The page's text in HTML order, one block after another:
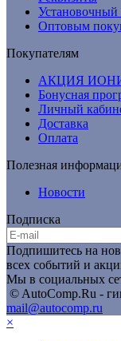
Установочный
Оптовым
Покупателям
АКЦИЯ
Бонусная
Личный
Доставка
Оплата
Полезная
Новости
Подписка
Подпишитесь на
всех событий и
Мы в социальных
© AutoComp.Ru -
mail@autocomp.ru
×